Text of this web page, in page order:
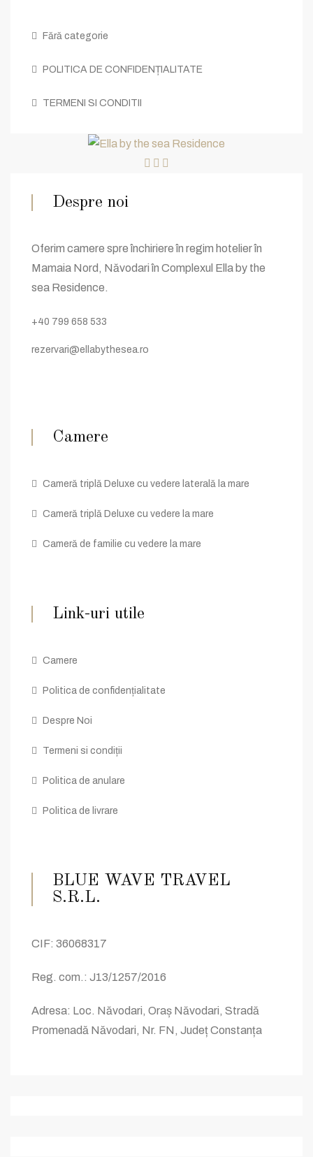
Fără categorie
POLITICA DE CONFIDENȚIALITATE
TERMENI SI CONDITII
Despre noi
Oferim camere spre închiriere în regim hotelier în
Mamaia Nord, Năvodari în Complexul Ella by the
sea Residence.
+40 799 658 533
rezervari@ellabythesea.ro
Camere
Cameră triplă Deluxe cu vedere laterală la mare
Cameră triplă Deluxe cu vedere la mare
Cameră de familie cu vedere la mare
Link-uri utile
Camere
Politica de confidențialitate
Despre Noi
Termeni si condiții
Politica de anulare
Politica de livrare
BLUE WAVE TRAVEL
S.R.L.
CIF: 36068317
Reg. com.: J13/1257/2016
Adresa: Loc. Năvodari, Oraș Năvodari, Stradă
Promenadă Năvodari, Nr. FN, JudețConstanța